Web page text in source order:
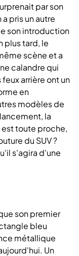
par son
pris un autre
son introduction
plus tard, le
scène et a
calandre qui
arrière ont un
en
modèles de
la
est toute proche,
du SUV ?
s'agira d'une
son premier
bleu
métallique
Un